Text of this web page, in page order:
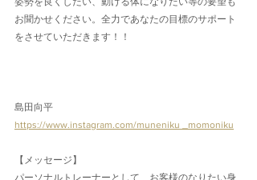
お聞かせください。全力であなたの目標のサポート
をさせていただきます！！
島田向平
https://www.instagram.com/muneniku _momoniku
【メッセージ】